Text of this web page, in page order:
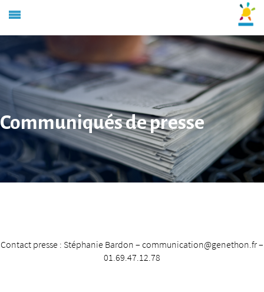
Communiqués de presse
Contact presse : Stéphanie Bardon – communication@genethon.fr –
01.69.47.12.78